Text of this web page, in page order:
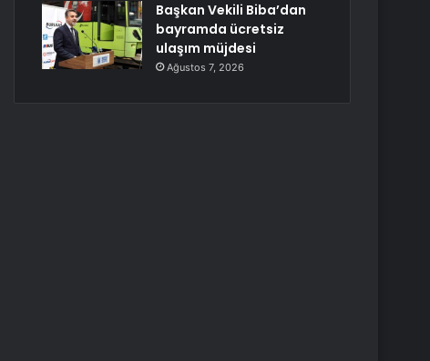
Başkan Vekili Biba’dan
bayramda ücretsiz
ulaşım müjdesi
Ağustos 7, 2026